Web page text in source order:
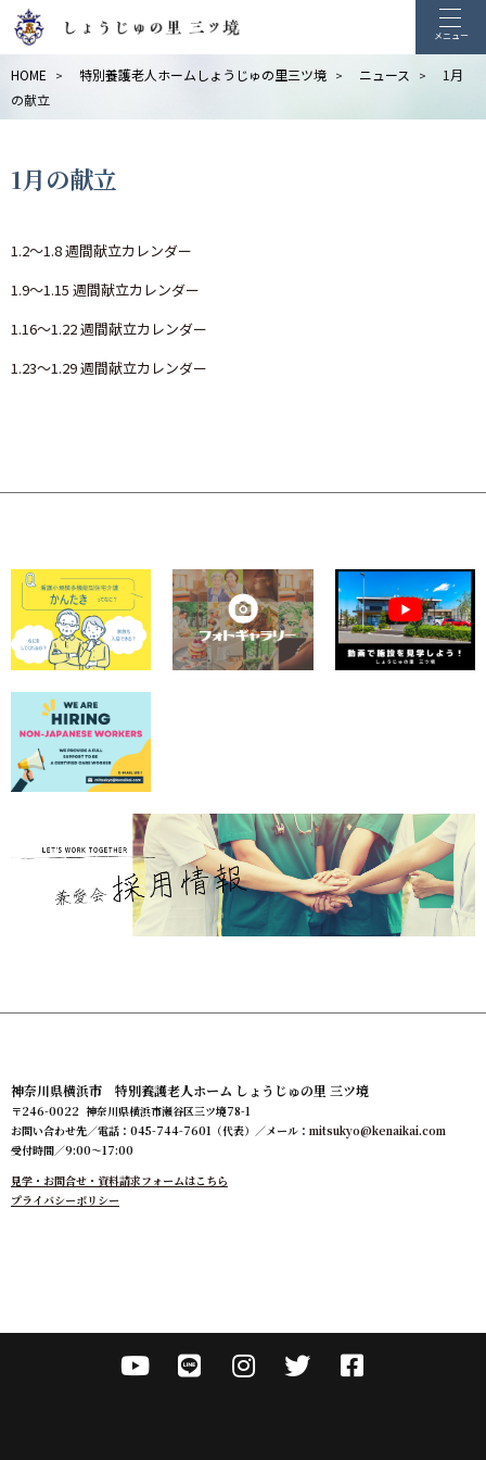
メニュー
HOME > 特別養護老人ホームしょうじゅの里三ツ境 > ニュース >
1月
の献立
1月の献立
1.2～1.8 週間献立カレンダー
1.9～1.15 週間献立カレンダー
1.16～1.22 週間献立カレンダー
1.23～1.29 週間献立カレンダー
神奈川県横浜市 特別養護老人ホーム しょうじゅの里 三ツ境
〒246-0022 神奈川県横浜市瀬谷区三ツ境78-1
お問い合わせ先／電話：045-744-7601（代表）／メール： mitsukyo@kenaikai.com
受付時間／9:00～17:00
見学・お問合せ・資料請求フォームはこちら
プライバシーポリシー